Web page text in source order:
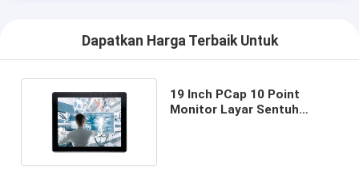
Dapatkan Harga Terbaik Untuk
19 Inch PCap 10 Point
Monitor Layar Sentuh